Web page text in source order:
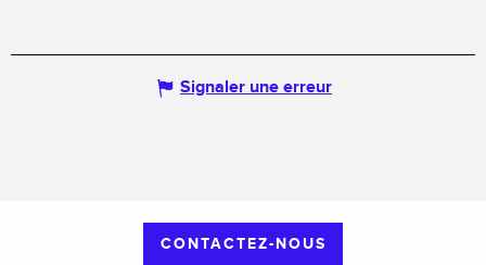
Signaler une erreur
CONTACTEZ-NOUS